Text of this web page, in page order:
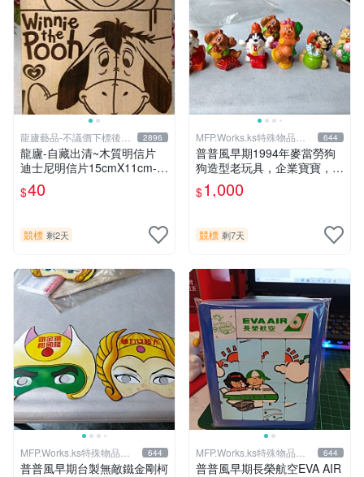
龍廬藝品-不議價下標後請
告知
2896
龍廬-自藏出清~木質明信片
迪士尼明信片15cmX11cm-小
熊維尼和驢子F款/ 可當裝飾
吊飾/起標為單片
$40
競標 剩2天
MFP.Works.ks特殊物品販
賣部
644
普普風早期1994年麥當勞狗
狗造型老玩具，企業寶寶，偉
士牌，老車，型男，水水，vi
ntage.超合金.掌上型電玩參
$1,000
競標 剩7天
MFP.Works.ks特殊物品販
賣部
644
普普風早期台製無敵鐵金剛柯
MFP.Works.ks特殊物品販
賣部
644
普普風早期長榮航空EVA AIR